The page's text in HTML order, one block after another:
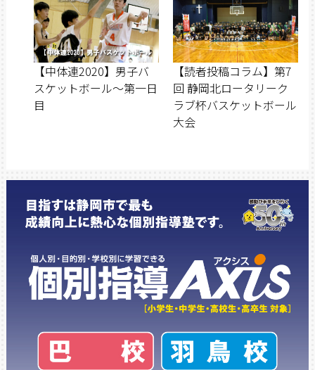
【中体連2020】男子バ
スケットボール〜第一日
目
【読者投稿コラム】第7
回 静岡北ロータリーク
ラブ杯バスケットボール
大会